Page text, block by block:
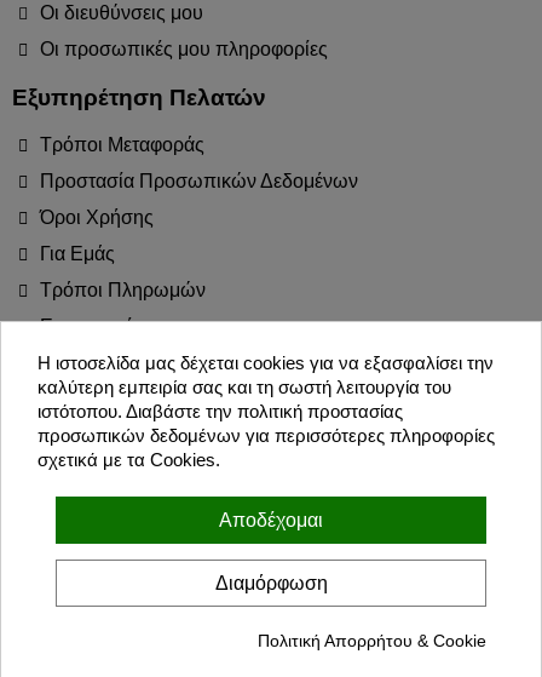
Οι διευθύνσεις μου
Οι προσωπικές μου πληροφορίες
Εξυπηρέτηση Πελατών
Τρόποι Μεταφοράς
Προστασία Προσωπικών Δεδομένων
Όροι Χρήσης
Για Εμάς
Τρόποι Πληρωμών
Επιστροφές
Blog
Join the Party!
Συμφωνώ με τους όρους χρήσης και την πολιτική προσωπικών
Η ιστοσελίδα μας δέχεται cookies για να εξασφαλίσει την
καλύτερη εμπειρία σας και τη σωστή λειτουργία του
ιστότοπου. Διαβάστε την πολιτική προστασίας
προσωπικών δεδομένων για περισσότερες πληροφορίες
σχετικά με τα Cookies.
Αποδέχομαι
Διαμόρφωση
Πολιτική Απορρήτου & Cookie